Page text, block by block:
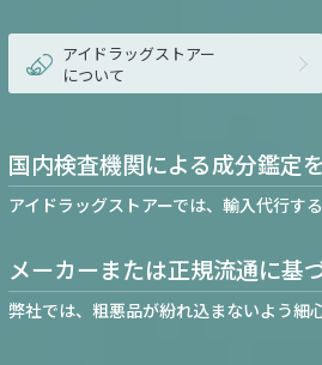
アイドラッグストアー
について
国内検査機関による成分鑑定
アイドラッグストアーでは、輸入代行す
メーカーまたは正規流通に基
弊社では、粗悪品が紛れ込まないよう細